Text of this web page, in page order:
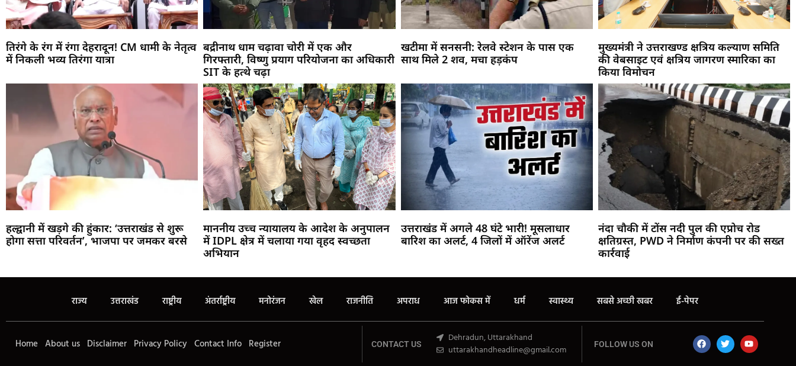
तिरंगे के रंग में रंगा देहरादून! CM धामी के नेतृत्व
में निकली भव्य तिरंगा यात्रा
बद्रीनाथ धाम चढ़ावा चोरी में एक और
गिरफ्तारी, विष्णु प्रयाग परियोजना का अधिकारी
SIT के हत्थे चढ़ा
खटीमा में सनसनी: रेलवे स्टेशन के पास एक
साथ मिले 2 शव, मचा हड़कंप
मुख्यमंत्री ने उत्तराखण्ड क्षत्रिय कल्याण समिति
की वेबसाइट एवं क्षत्रिय जागरण स्मारिका का
किया विमोचन
हल्द्वानी में खड़गे की हुंकार: ‘उत्तराखंड से शुरू
होगा सत्ता परिवर्तन’, भाजपा पर जमकर बरसे
माननीय उच्च न्यायालय के आदेश के अनुपालन
में IDPL क्षेत्र में चलाया गया वृहद स्वच्छता
अभियान
उत्तराखंड में अगले 48 घंटे भारी! मूसलाधार
बारिश का अलर्ट, 4 जिलों में ऑरेंज अलर्ट
नंदा चौकी में टोंस नदी पुल की एप्रोच रोड
क्षतिग्रस्त, PWD ने निर्माण कंपनी पर की सख्त
कार्रवाई
राज्य उत्तराखंड राष्ट्रीय अंतर्राष्ट्रीय मनोरंजन खेल राजनीति अपराध आज फोकस में धर्म स्वास्थ्य सबसे अच्छी खबर ई-पेपर
Home About us Disclaimer Privacy Policy Contact Info Register CONTACT US
Dehradun, Uttarakhand
uttarakhandheadline@gmail.com
FOLLOW US ON